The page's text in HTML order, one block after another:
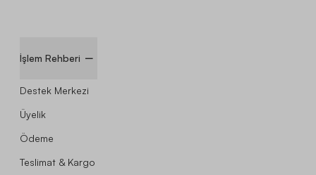
İşlem Rehberi
Destek Merkezi
Üyelik
Ödeme
Teslimat & Kargo